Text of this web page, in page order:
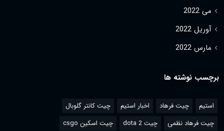
می 2022
آوریل 2022
مارس 2022
برچسب نوشته ها
استیم چیت فرهاد اخبار استیم
چیت کانتر گلوبال
چیت فرهاد نظمی
چیت dota 2 چیت اسکین csgo